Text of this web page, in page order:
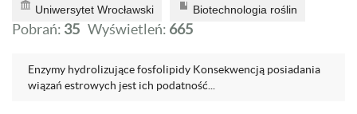
Uniwersytet Wrocławski Biotechnologia roślin
Pobrań: 35 Wyświetleń: 665
Enzymy hydrolizujące fosfolipidy Konsekwencją posiadania
wiązań estrowych jest ich podatność...